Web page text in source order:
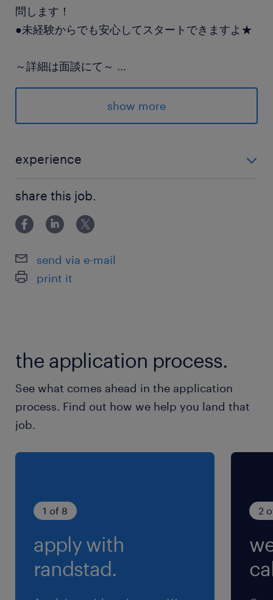
問します！
●未経験からでも安心してスタートできますよ★
～詳細は面談にて～ ...
エントリーお待ちしております♪
派遣先の特徴
を行っている会社です！
躍しています◎
最寄駅
名鉄常滑線／名和(愛知県)駅（車8分）
8:00-17:00（実働8時間00分・休憩60分）
残業
月に15時間程度
show more
experience
る方や、飲料倉庫での業務経験がある方ももちろん大
歓迎☆
share this job.
send via e-mail
print it
the application process.
See what comes ahead in the application
process. Find out how we help you land that
job.
1 of 8
apply with
randstad.
2